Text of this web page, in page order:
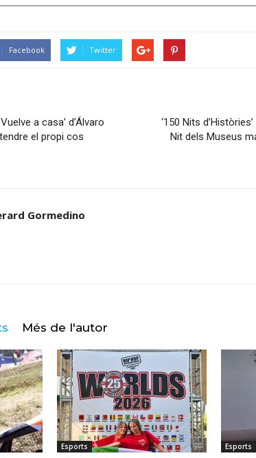
Facebook Twitter
a casa’ d’Álvaro
el propi cos
‘150 Nits
Nit dels Museus
Gormedino
Més de l'autor
Esports Esports